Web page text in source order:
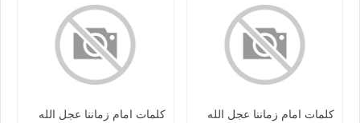
كلمات امام زماننا عجل الله
كلمات امام زماننا عجل الله